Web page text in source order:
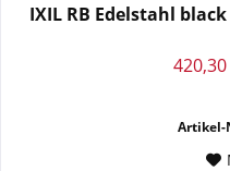
IXIL RB Edelstahl
Artikel-